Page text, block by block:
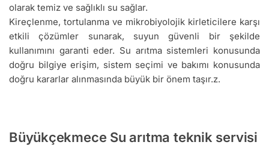
olarak temiz ve sağlıklı su sağlar.
Kireçlenme, tortulanma ve mikrobiyolojik kirleticilere karşı
etkili çözümler sunarak, suyun güvenli bir şekilde
kullanımını garanti eder. Su arıtma sistemleri konusunda
doğru bilgiye erişim, sistem seçimi ve bakımı konusunda
doğru kararlar alınmasında büyük bir önem taşır.z.
Büyükçekmece Su arıtma teknik servisi